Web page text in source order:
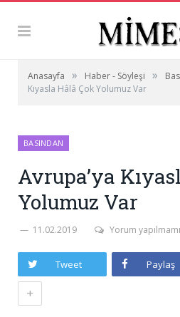
Anasayfa » Haber - Söyleşi »
Kıyasla Hâlâ Çok Yolumuz Var
BASINDAN
Avrupa’ya
Yolumuz Var
11.02.2019 Yorum
Tweet Paylaş
+